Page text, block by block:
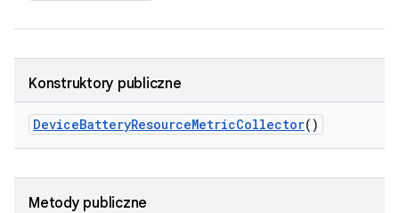
Konstruktory publiczne
DeviceBatteryResourceMetricCollector()
Metody publiczne